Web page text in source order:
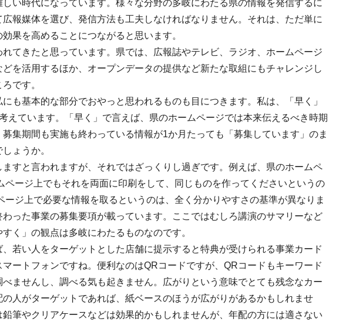
い時代になっています。様々な分野の多岐にわたる県の情報を発信するに
報媒体を選び、発信方法も工夫しなければなりません。それは、ただ単に
果を高めることにつながると思います。
てきたと思っています。県では、広報誌やテレビ、ラジオ、ホームページ
を活用するほか、オープンデータの提供など新たな取組にもチャレンジし
です。
も基本的な部分でおやっと思われるものも目につきます。私は、「早く」
えています。「早く」で言えば、県のホームページでは本来伝えるべき時期
集期間も実施も終わっている情報が1か月たっても「募集しています」のま
ょうか。
すと言われますが、それではざっくりし過ぎです。例えば、県のホームペ
ージ上でもそれを両面に印刷をして、同じものを作ってくださいというの
ジ上で必要な情報を取るというのは、全く分かりやすさの基準が異なりま
った事業の募集要項が載っています。ここではむしろ講演のサマリーなど
く」の観点は多岐にわたるものなのです。
若い人をターゲットとした店舗に提示すると特典が受けられる事業カード
ートフォンですね。便利なのはQRコードですが、QRコードもキーワード
ませんし、調べる気も起きません。広がりという意味でとても残念なカー
人がターゲットであれば、紙ベースのほうが広がりがあるかもしれませ
筆やクリアケースなどは効果的かもしれませんが、年配の方には適さない